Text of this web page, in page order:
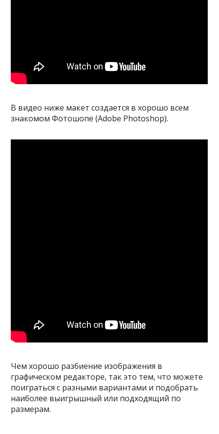
В видео ниже макет создается в хорошо всем
знакомом Фотошопе (Adobe Photoshop).
Чем хорошо разбиение изображения в
графическом редакторе, так это тем, что можете
поиграться с разными вариантами и подобрать
наиболее выигрышный или подходящий по
размерам.